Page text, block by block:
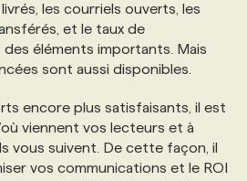
SUBVENTIONS
NOUS
les courriels ouverts, les
et le taux de
éléments importants. Mais
sont aussi disponibles.
encore plus satisfaisants, il est
viennent vos lecteurs et à
vous suivent. De cette façon, il
vos communications et le ROI